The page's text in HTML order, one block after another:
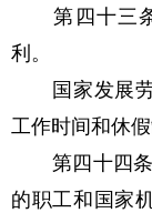
第四十三条
利。
国家发展劳
工作时间和休
第四十四条
的职工和国家